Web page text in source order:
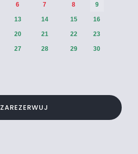
6 7 8 9
13 14 15 16
20 21 22 23
27 28 29 30
ZAREZERWUJ